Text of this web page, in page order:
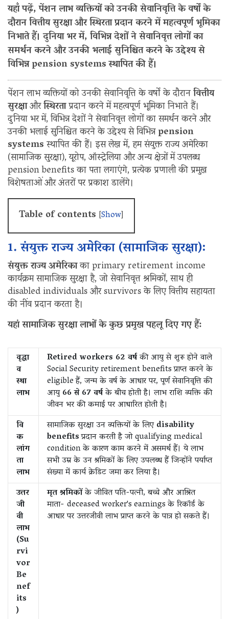
यहाँ पढ़ें, पेंशन लाभ व्यक्तियों को उनकी सेवानिवृत्ति के वर्षों के
दौरान वित्तीय सुरक्षा और स्थिरता प्रदान करने में महत्वपूर्ण भूमिका
निभाते हैं। दुनिया भर में, विभिन्न देशों ने सेवानिवृत्त लोगों का
समर्थन करने और उनकी भलाई सुनिश्चित करने के उद्देश्य से
विभिन्न pension systems स्थापित की हैं।
पेंशन लाभ व्यक्तियों को उनकी सेवानिवृत्ति के वर्षों के दौरानवित्तीय
सुरक्षाऔरस्थिरताप्रदान करने में महत्वपूर्ण भूमिका निभाते हैं।
दुनिया भर में, विभिन्न देशों ने सेवानिवृत्त लोगों का समर्थन करने और
उनकी भलाई सुनिश्चित करने के उद्देश्य से विभिन्नpension
systemsस्थापित की हैं। इस लेख में, हम संयुक्त राज्य अमेरिका
(सामाजिक सुरक्षा), यूरोप, ऑस्ट्रेलिया और अन्य क्षेत्रों में उपलब्ध
pension benefits का पता लगाएंगे, प्रत्येक प्रणाली की प्रमुख
विशेषताओं और अंतरों पर प्रकाश डालेंगे।
Table of contents [Show]
1. संयुक्त राज्य अमेरिका (सामाजिक सुरक्षा):
संयुक्त राज्य अमेरिकाका primary retirement income
कार्यक्रम सामाजिक सुरक्षा है, जो सेवानिवृत्त श्रमिकों, साथ ही
disabled individuals और survivors के लिए वित्तीय सहायता
की नींव प्रदान करता है।
यहां सामाजिक सुरक्षा लाभों के कुछ प्रमुख पहलू दिए गए हैं:
वृद्धा
व
स्था
लाभ
Retired workers 62 वर्षकी आयु से शुरू होने वाले
Social Security retirement benefits प्राप्त करने के
eligible हैं, जन्म के वर्ष के आधार पर, पूर्ण सेवानिवृत्ति की
आयु66 से 67 वर्षके बीच होती है। लाभ राशि व्यक्ति की
जीवन भर की कमाई पर आधारित होती है।
वि
क
लांग
ता
लाभ
सामाजिक सुरक्षा उन व्यक्तियों के लिएdisability
benefitsप्रदान करती है जो qualifying medical
condition के कारण काम करने में असमर्थ हैं। ये लाभ
सभी उम्र के उन श्रमिकों के लिए उपलब्ध हैं जिन्होंने पर्याप्त
संख्या में कार्य क्रेडिट जमा कर लिया है।
उत्तर
जी
वी
लाभ
(Su
rvi
vor
Be
nef
its
)
मृत श्रमिकोंके जीवित पति-पत्नी, बच्चे और आश्रित
माता- deceased worker's earnings के रिकॉर्ड के
आधार पर उत्तरजीवी लाभ प्राप्त करने के पात्र हो सकते हैं।